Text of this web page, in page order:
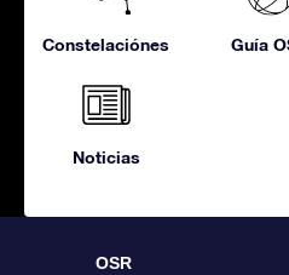
Constelaciónes Guía
Noticias
OSR